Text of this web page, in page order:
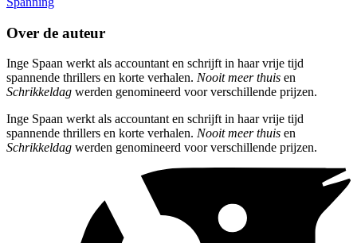
Over de auteur
Inge Spaan werkt als accountant en schrijft in haar vrije tijd
spannende thrillers en korte verhalen. Nooit meer thuis en
Schrikkeldag werden genomineerd voor verschillende prijzen.
Inge Spaan werkt als accountant en schrijft in haar vrije tijd
spannende thrillers en korte verhalen. Nooit meer thuis en
Schrikkeldag werden genomineerd voor verschillende prijzen.